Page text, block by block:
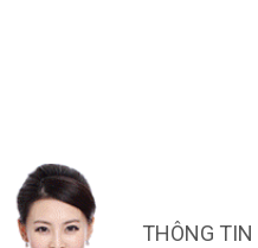
THÔNG